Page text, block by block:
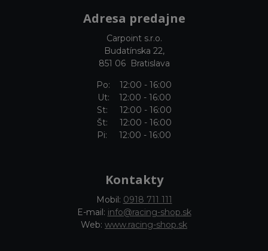
Adresa predajne
Carpoint s.r.o.
Budatínska 22,
851 06 Bratislava
Po: 12:00 - 16:00
Ut: 12:00 - 16:00
St: 12:00 - 16:00
Št: 12:00 - 16:00
Pi: 12:00 - 16:00
Kontakty
Mobil: 0918 711 111
E-mail: info@racing-shop.sk
Web: www.racing-shop.sk